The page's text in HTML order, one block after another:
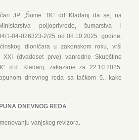
JP „Šume TK“ dd Kladanj da se, na
poljoprivrede, šumarstva i
1-04-026323-2/25 od 08.10.2025. godine,
dioničara u zakonskom roku, vrši
(dvadeset prve) vanredne Skupštine
d.d. Kladanj, zakazane za 22.10.2025.
dnevnog reda sa tačkom 5., kako
DNEVNOG REDA
vanjskog revizora.